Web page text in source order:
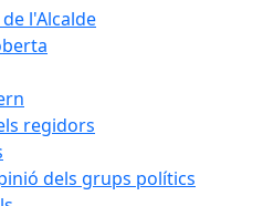
l'Alcalde
regidors
dels grups polítics